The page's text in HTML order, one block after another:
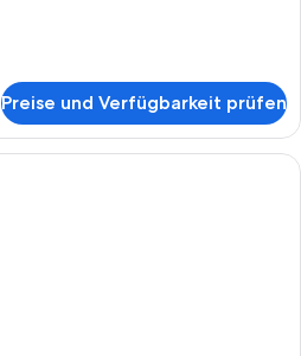
Preise und Verfügbarkeit prüfen
Doppelzimmer | Schreibtisch,